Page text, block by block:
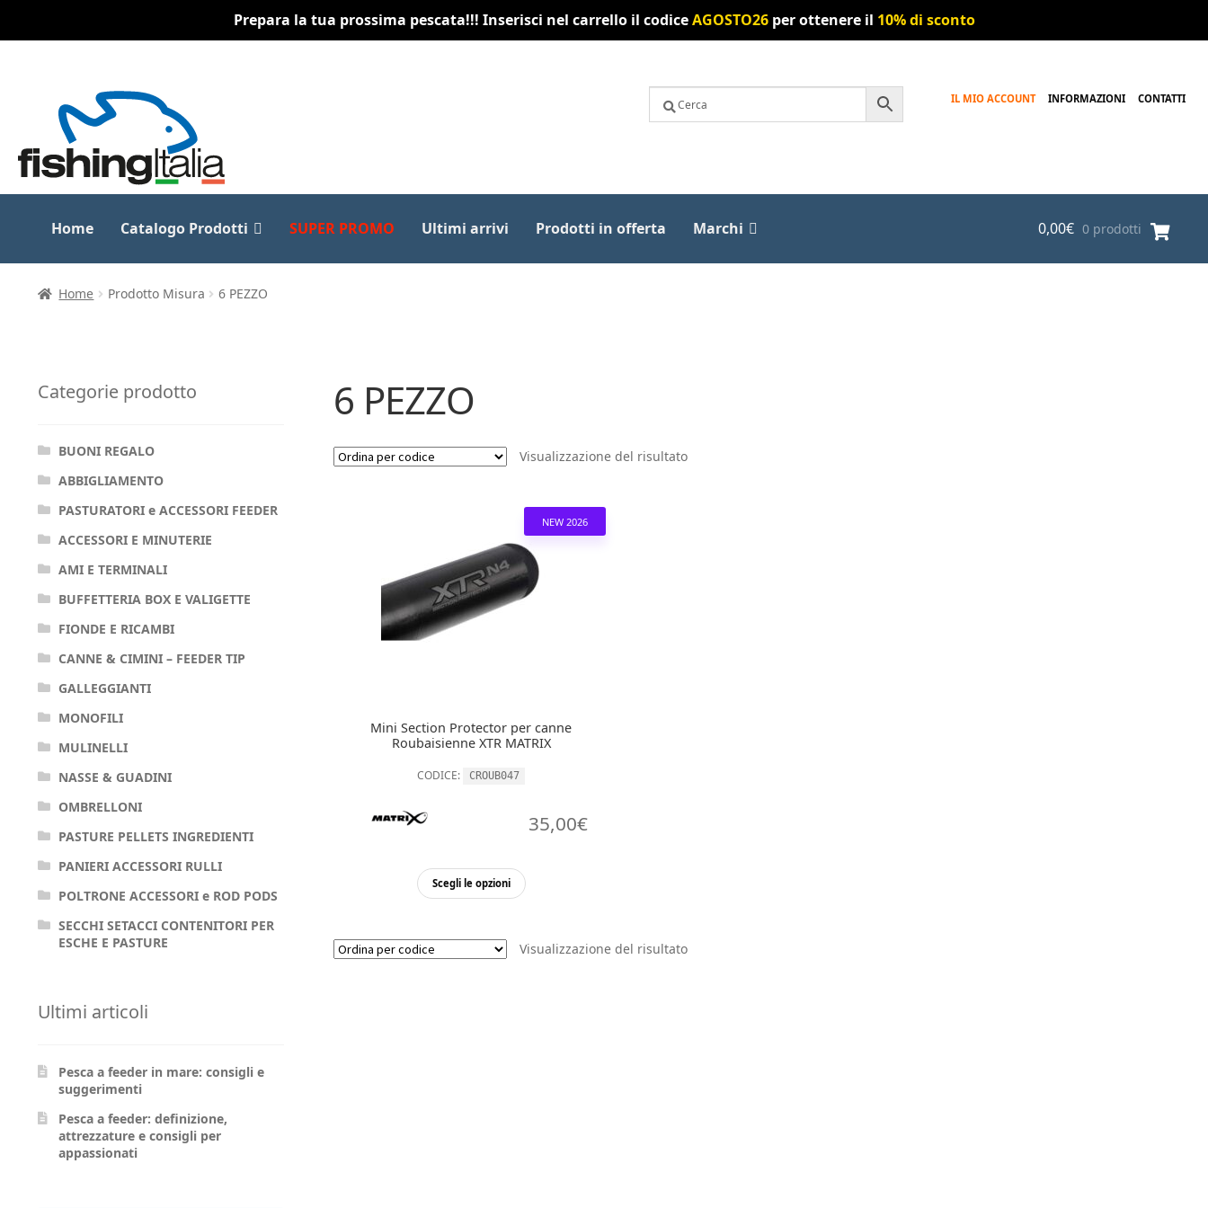
Prepara la tua prossima pescata!!! Inserisci nel carrello il codiceAGOSTO26per ottenere il 10% di sconto
navigazione
contenuto
IL MIO ACCOUNT INFORMAZIONI CONTATTI
Home Catalogo Prodotti SUPER PROMO Ultimi arrivi Prodotti in offerta Marchi 0,00€ 0 prodotti
Home Prodotto Misura 6 PEZZO
6 PEZZO
Visualizzazione del risultato
NEW 2026
Mini Section Protector per canne
Roubaisienne XTR MATRIX
CODICE: CROUB047
35,00€
Scegli le opzioni
Questo
varianti.
Visualizzazione del risultato
Categorie prodotto
BUONI REGALO
ABBIGLIAMENTO
PASTURATORI e ACCESSORI FEEDER
ACCESSORI E MINUTERIE
AMI E TERMINALI
BUFFETTERIA BOX E VALIGETTE
FIONDE E RICAMBI
CANNE & CIMINI – FEEDER TIP
GALLEGGIANTI
MONOFILI
MULINELLI
NASSE & GUADINI
OMBRELLONI
PASTURE PELLETS INGREDIENTI
PANIERI ACCESSORI RULLI
POLTRONE ACCESSORI e ROD PODS
SECCHI SETACCI CONTENITORI PER
ESCHE E PASTURE
Ultimi articoli
Pesca a feeder in mare: consigli e
suggerimenti
Pesca a feeder: definizione,
attrezzature e consigli per
appassionati